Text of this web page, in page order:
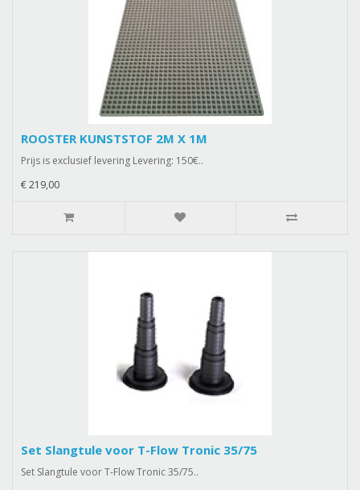
ROOSTER KUNSTSTOF 2M X 1M
Prijs is exclusief levering Levering: 150€..
€ 219,00
Set Slangtule voor T-Flow Tronic 35/75
Set Slangtule voor T-Flow Tronic 35/75..